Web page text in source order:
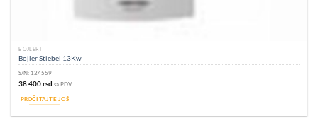
BOJLERI
Bojler Stiebel 13Kw
S/N: 124559
38.400rsd sa PDV
PROČITAJTE JOŠ